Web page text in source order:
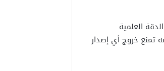
العلمية
تمنع خروج أي إصدار